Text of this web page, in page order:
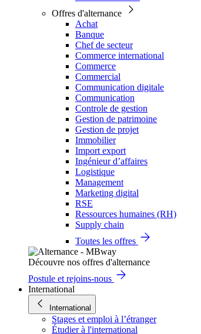
Offres d'alternance
Achat
Banque
Chef de secteur
Commerce international
Commerce
Commercial
Communication digitale
Communication
Controle de gestion
Gestion de patrimoine
Gestion de projet
Immobilier
Import export
Ingénieur d’affaires
Logistique
Management
Marketing digital
RSE
Ressources humaines (RH)
Supply chain
Toutes les offres
Découvre nos offres d'alternance
Postule et rejoins-nous
International
International
Stages et emploi à l’étranger
Étudier à l'international